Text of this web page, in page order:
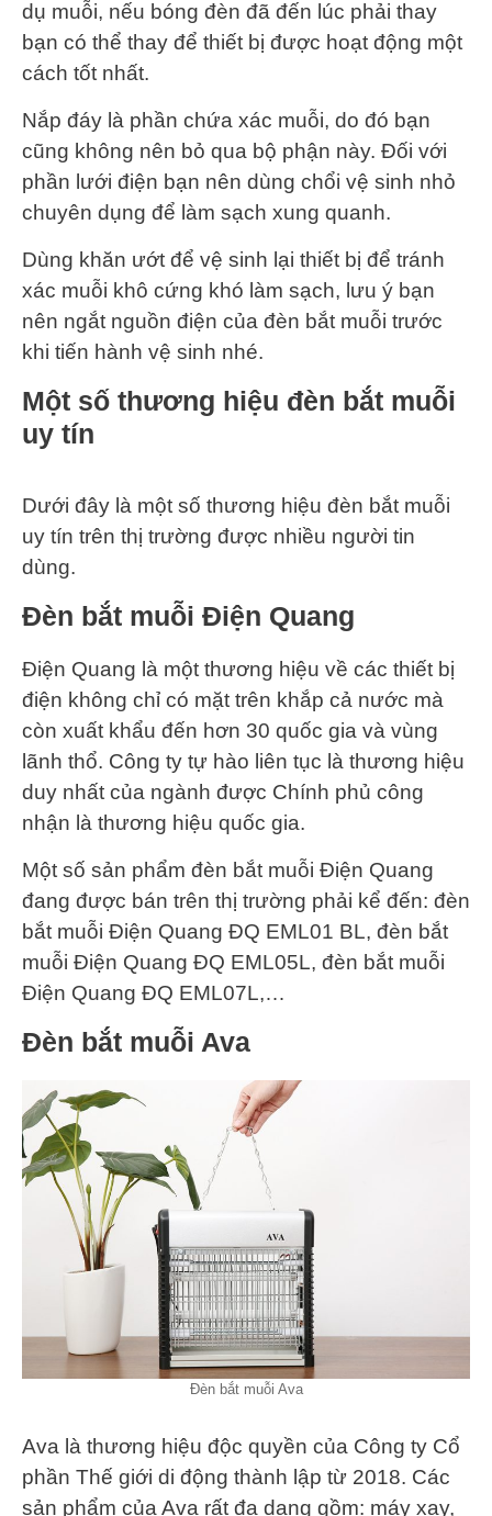
dụ muỗi, nếu bóng đèn đã đến lúc phải thay
bạn có thể thay để thiết bị được hoạt động một
cách tốt nhất.
Nắp đáy là phần chứa xác muỗi, do đó bạn
cũng không nên bỏ qua bộ phận này. Đối với
phần lưới điện bạn nên dùng chổi vệ sinh nhỏ
chuyên dụng để làm sạch xung quanh.
Dùng khăn ướt để vệ sinh lại thiết bị để tránh
xác muỗi khô cứng khó làm sạch, lưu ý bạn
nên ngắt nguồn điện của đèn bắt muỗi trước
khi tiến hành vệ sinh nhé.
Một số thương hiệu đèn bắt muỗi
uy tín
Dưới đây là một số thương hiệu đèn bắt muỗi
uy tín trên thị trường được nhiều người tin
dùng.
Đèn bắt muỗi Điện Quang
Điện Quang là một thương hiệu về các thiết bị
điện không chỉ có mặt trên khắp cả nước mà
còn xuất khẩu đến hơn 30 quốc gia và vùng
lãnh thổ. Công ty tự hào liên tục là thương hiệu
duy nhất của ngành được Chính phủ công
nhận là thương hiệu quốc gia.
Một số sản phẩm đèn bắt muỗi Điện Quang
đang được bán trên thị trường phải kể đến: đèn
bắt muỗi Điện Quang ĐQ EML01 BL, đèn bắt
muỗi Điện Quang ĐQ EML05L, đèn bắt muỗi
Điện Quang ĐQ EML07L,…
Đèn bắt muỗi Ava
Đèn bắt muỗi Ava
Ava là thương hiệu độc quyền của Công ty Cổ
phần Thế giới di động thành lập từ 2018. Các
sản phẩm của Ava rất đa dạng gồm: máy xay,